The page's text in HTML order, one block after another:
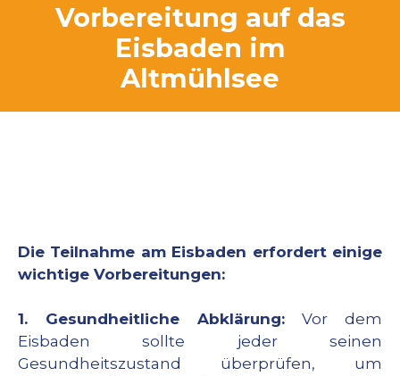
Vorbereitung auf das
Eisbaden im
Altmühlsee
Die Teilnahme am Eisbaden erfordert einige
wichtige Vorbereitungen:
1. Gesundheitliche Abklärung: Vor dem
Eisbaden sollte jeder seinen
Gesundheitszustand überprüfen, um